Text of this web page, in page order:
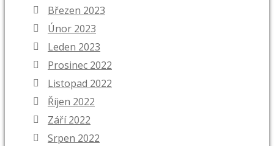
Březen 2023
Únor 2023
Leden 2023
Prosinec 2022
Listopad 2022
Říjen 2022
Září 2022
Srpen 2022